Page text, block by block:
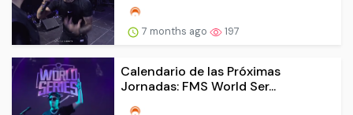
7 months ago 197
Calendario de las Próximas
Jornadas: FMS World Ser...